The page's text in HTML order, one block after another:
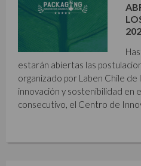
estarán abiertas las
organizado por Laben Chile de
innovación y sostenibilidad en
consecutivo, el Centro de